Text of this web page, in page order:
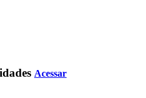
Acessar